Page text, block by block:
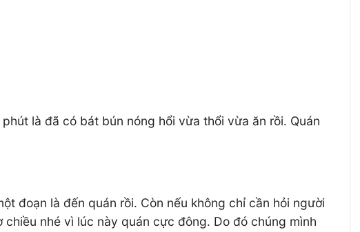
là đã có bát bún nóng hổi vừa thổi vừa ăn rồi. Quán
đoạn là đến quán rồi. Còn nếu không chỉ cần hỏi người
nhé vì lúc này quán cực đông. Do đó chúng mình